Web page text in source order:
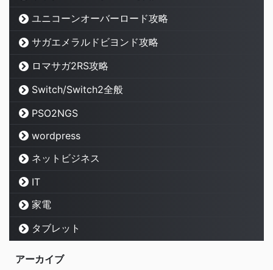
ユニコーンオーバーロード攻略
サガエメラルドビヨンド攻略
ロマサガ2RS攻略
Switch/Switch2全般
PSO2NGS
wordpress
ネットビジネス
IT
家電
タブレット
アーカイブ